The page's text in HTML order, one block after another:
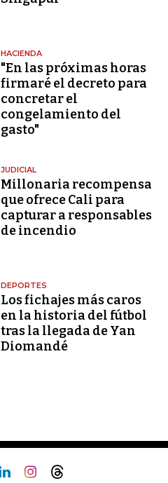
HACIENDA
"En las próximas horas
firmaré el decreto para
concretar el
congelamiento del
gasto"
JUDICIAL
Millonaria recompensa
que ofrece Cali para
capturar a responsables
de incendio
DEPORTES
Los fichajes más caros
en la historia del fútbol
tras la llegada de Yan
Diomandé